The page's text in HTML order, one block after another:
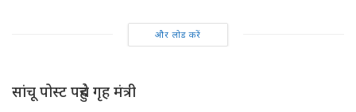
और लोड करें
सांचू पोस्ट पहुंचे गृह मंत्री